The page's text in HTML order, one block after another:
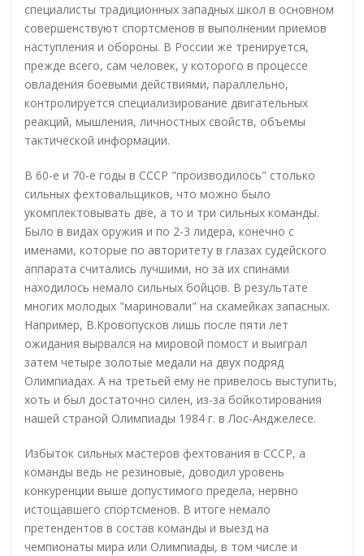
специалисты традиционных западных школ в основном
совершенствуют спортсменов в выполнении приемов
наступления и обороны. В России же тренируется,
прежде всего, сам человек, у которого в процессе
овладения боевыми действиями, параллельно,
контролируется специализирование двигательных
реакций, мышления, личностных свойств, объемы
тактической информации.
В 60-е и 70-е годы в СССР "производилось" столько
сильных фехтовальщиков, что можно было
укомплектовывать две, а то и три сильных команды.
Было в видах оружия и по 2-3 лидера, конечно с
именами, которые по авторитету в глазах судейского
аппарата считались лучшими, но за их спинами
находилось немало сильных бойцов. В результате
многих молодых "мариновали" на скамейках запасных.
Например, В.Кровопусков лишь после пяти лет
ожидания вырвался на мировой помост и выиграл
затем четыре золотые медали на двух подряд
Олимпиадах. А на третьей ему не привелось выступить,
хоть и был достаточно силен, из-за бойкотирования
нашей страной Олимпиады 1984 г. в Лос-Анджелесе.
Избыток сильных мастеров фехтования в СССР, а
команды ведь не резиновые, доводил уровень
конкуренции выше допустимого предела, нервно
истощавшего спортсменов. В итоге немало
претендентов в состав команды и выезд на
чемпионаты мира или Олимпиады, в том числе и